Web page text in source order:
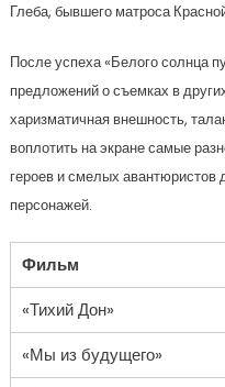
Глеба, бывшего матроса
После успеха «Белого солнца
предложений о съемках в
харизматичная внешность,
воплотить на экране самые
героев и смелых авантюристов
персонажей.
Фильм
«Тихий Дон»
«Мы из будущего»